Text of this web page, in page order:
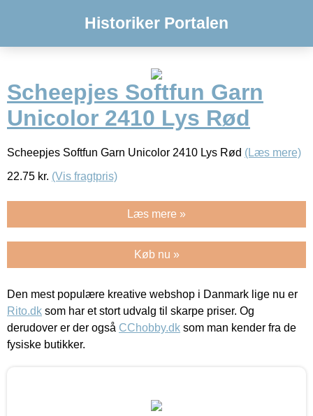
Historiker Portalen
Scheepjes Softfun Garn
Unicolor 2410 Lys Rød
Scheepjes Softfun Garn Unicolor 2410 Lys Rød (Læs mere)
22.75 kr. (Vis fragtpris)
Læs mere »
Køb nu »
Den mest populære kreative webshop i Danmark lige nu er
Rito.dk som har et stort udvalg til skarpe priser. Og
derudover er der også CChobby.dk som man kender fra de
fysiske butikker.